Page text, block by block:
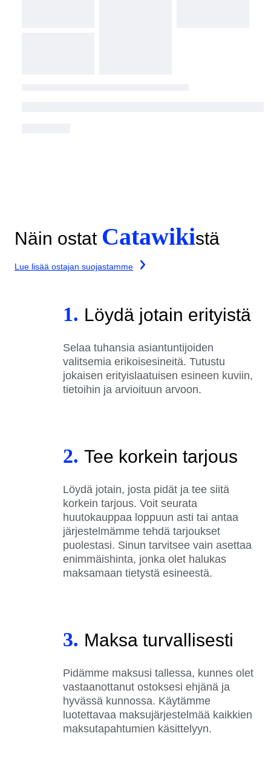
Näin ostat Catawikistä
Lue lisää ostajan suojastamme
1. Löydä jotain erityistä
Selaa tuhansia asiantuntijoiden
valitsemia erikoisesineitä. Tutustu
jokaisen erityislaatuisen esineen kuviin,
tietoihin ja arvioituun arvoon.
2. Tee korkein tarjous
Löydä jotain, josta pidät ja tee siitä
korkein tarjous. Voit seurata
huutokauppaa loppuun asti tai antaa
järjestelmämme tehdä tarjoukset
puolestasi. Sinun tarvitsee vain asettaa
enimmäishinta, jonka olet halukas
maksamaan tietystä esineestä.
3. Maksa turvallisesti
Pidämme maksusi tallessa, kunnes olet
vastaanottanut ostoksesi ehjänä ja
hyvässä kunnossa. Käytämme
luotettavaa maksujärjestelmää kaikkien
maksutapahtumien käsittelyyn.